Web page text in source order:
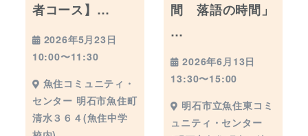
者コース】…
2026年5月23日
10:00〜11:30
魚住コミュニティ・
センター 明石市魚住町
清水３６４(魚住中学
間 落語の時間」
…
2026年6月13日
13:30〜15:00
明石市立魚住東コミ
ュニティ・センター